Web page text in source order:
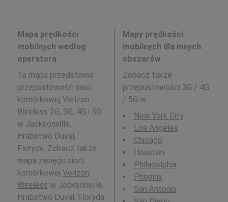
Mapa prędkości
mobilnych według
operatora
Ta mapa przedstawia
przepustowość sieci
komórkowej Verizon
Wireless 2G, 3G, 4G i 5G
w Jacksonville,
Hrabstwo Duval,
Floryda. Zobacz także:
mapa zasięgu sieci
komórkowej Verizon
Wireless w Jacksonville,
Hrabstwo Duval, Floryda
Mapy prędkości
mobilnych dla innych
obszarów
Zobacz także
przepustowości 3G / 4G
/ 5G w :
New York City
Los Angeles
Chicago
Houston
Philadelphia
Phoenix
San Antonio